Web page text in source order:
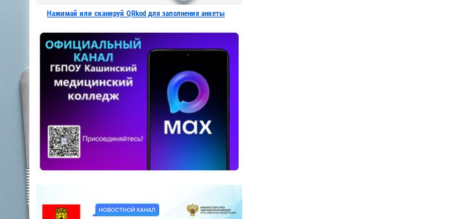
Нажимай или сканируй QRkod для заполнения анкеты